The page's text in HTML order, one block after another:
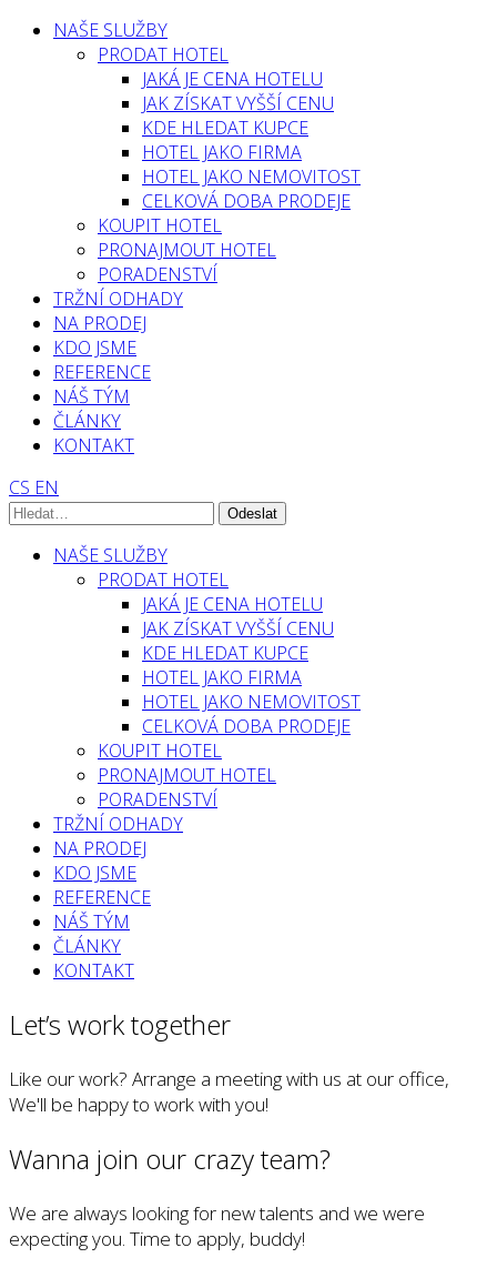
NAŠE SLUŽBY
PRODAT HOTEL
JAKÁ JE CENA HOTELU
JAK ZÍSKAT VYŠŠÍ CENU
KDE HLEDAT KUPCE
HOTEL JAKO FIRMA
HOTEL JAKO NEMOVITOST
CELKOVÁ DOBA PRODEJE
KOUPIT HOTEL
PRONAJMOUT HOTEL
PORADENSTVÍ
TRŽNÍ ODHADY
NA PRODEJ
KDO JSME
REFERENCE
NÁŠ TÝM
ČLÁNKY
KONTAKT
CS EN
NAŠE SLUŽBY
PRODAT HOTEL
JAKÁ JE CENA HOTELU
JAK ZÍSKAT VYŠŠÍ CENU
KDE HLEDAT KUPCE
HOTEL JAKO FIRMA
HOTEL JAKO NEMOVITOST
CELKOVÁ DOBA PRODEJE
KOUPIT HOTEL
PRONAJMOUT HOTEL
PORADENSTVÍ
TRŽNÍ ODHADY
NA PRODEJ
KDO JSME
REFERENCE
NÁŠ TÝM
ČLÁNKY
KONTAKT
Let’s work together
Like our work? Arrange a meeting with us at our office,
We'll be happy to work with you!
Wanna join our crazy team?
We are always looking for new talents and we were
expecting you. Time to apply, buddy!